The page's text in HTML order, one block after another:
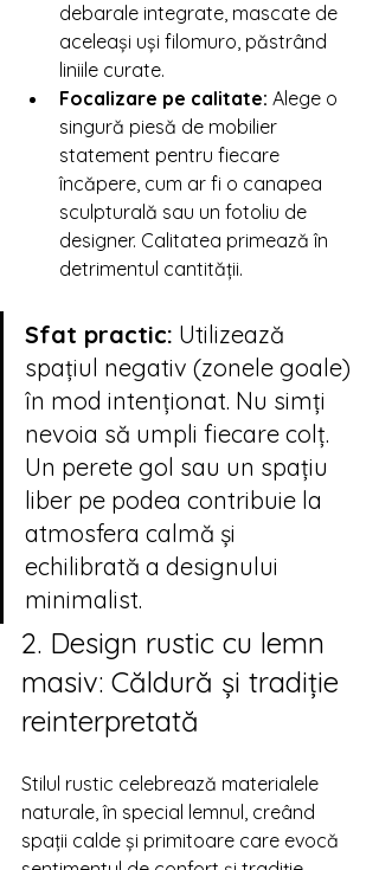
debarale integrate, mascate de
aceleași uși filomuro, păstrând
liniile curate.
Focalizare pe calitate: Alege o
singură piesă de mobilier
statement pentru fiecare
încăpere, cum ar fi o canapea
sculpturală sau un fotoliu de
designer. Calitatea primează în
detrimentul cantității.
Sfat practic: Utilizează
spațiul negativ (zonele goale)
în mod intenționat. Nu simți
nevoia să umpli fiecare colț.
Un perete gol sau un spațiu
liber pe podea contribuie la
atmosfera calmă și
echilibrată a designului
minimalist.
2. Design rustic cu lemn
masiv: Căldură și tradiție
reinterpretată
Stilul rustic celebrează materialele
naturale, în special lemnul, creând
spații calde și primitoare care evocă